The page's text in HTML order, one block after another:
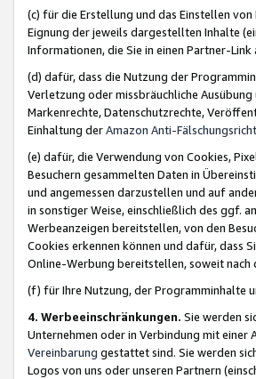
(c) für die Erstellung und das Einstellen
Eignung der jeweils dargestellten Inhalte
Informationen, die Sie in einen Partner-
(d) dafür, dass die Nutzung der
Verletzung oder missbräuchliche
Markenrechte, Datenschutzrechte,
Einhaltung derAmazon Anti-
(e) dafür, die Verwendung von Cookies,
Besuchern gesammelten Daten in
und angemessen darzustellen und auf
in sonstiger Weise, einschließlich des ggf.
Werbeanzeigen bereitstellen, von den
Cookies erkennen können und dafür, dass
Online-Werbung bereitstellen, soweit
(f) für Ihre Nutzung, der Programminhalte
4. Werbeeinschränkungen. Sie werden
Unternehmen oder in Verbindung mit
Vereinbarung gestattet sind. Sie werden
Logos von uns oder unseren Partnern